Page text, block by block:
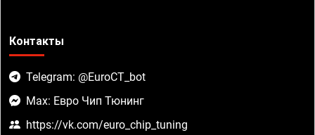
Контакты
Telegram: @EuroCT_bot
Max: Евро Чип Тюнинг
https://vk.com/euro_chip_tuning